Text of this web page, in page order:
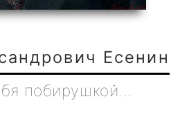
Есенин
побирушкой…